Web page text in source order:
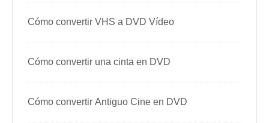
Cómo convertir VHS a DVD Vídeo
Cómo convertir una cinta en DVD
Cómo convertir Antiguo Cine en DVD